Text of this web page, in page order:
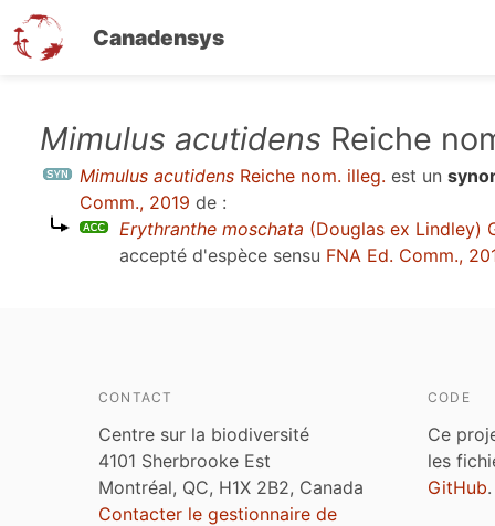
Canadensys
contenu
Mimulus acutidens Reiche
Mimulus acutidens Reiche nom. illeg. est un
Comm., 2019 de :
Erythranthe moschata (Douglas ex Lindley)
accepté d'espèce sensu FNA Ed. Comm.,
CONTACT
Centre sur la biodiversité
4101 Sherbrooke Est
Montréal, QC, H1X 2B2, Canada
Contacter le gestionnaire de
CODE
Ce
les
GitHub.